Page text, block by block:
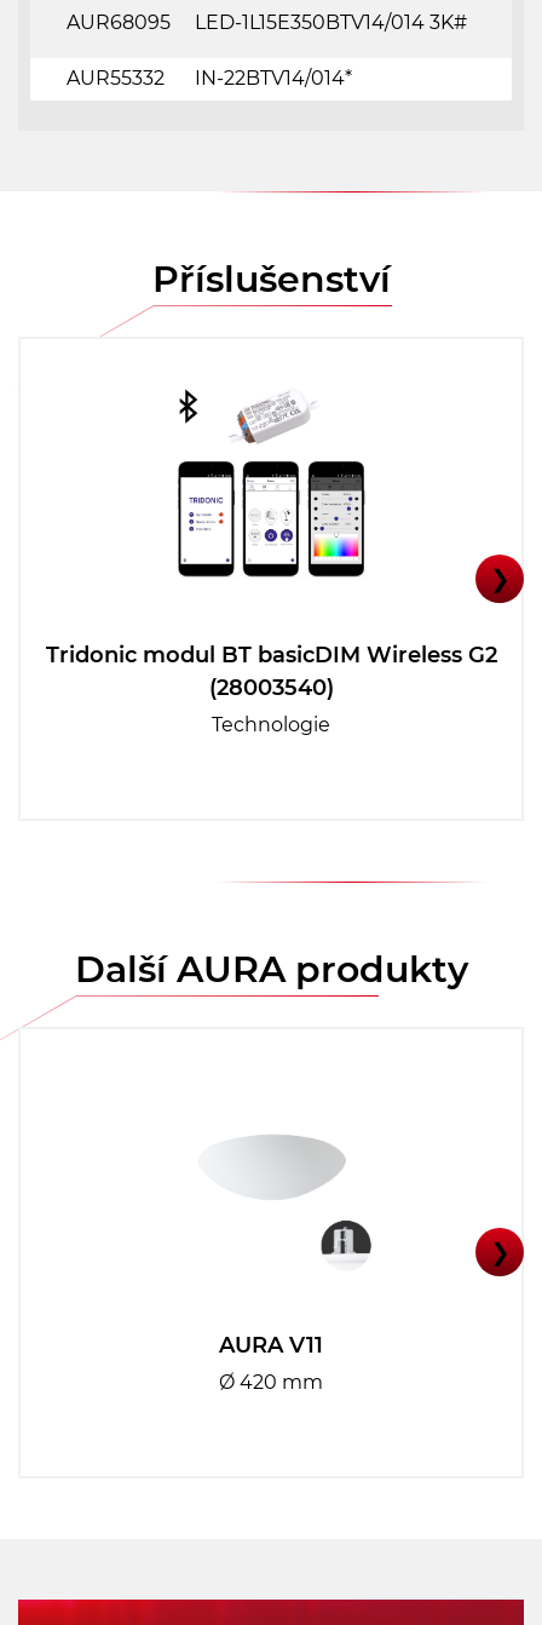
AUR68095 LED-1L15E350BTV14/014 3K#
AUR55332 IN-22BTV14/014*
Příslušenství
Tridonic modul BT basicDIM Wireless G2
(28003540)
Technologie
❯
Další AURA produkty
AURA V11
Ø 420 mm
❯